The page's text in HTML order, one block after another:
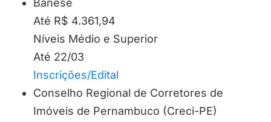
Banese
Até R$ 4.361,94
Níveis Médio e Superior
Até 22/03
Inscrições/Edital
Conselho Regional de Corretores de
Imóveis de Pernambuco (Creci-PE)